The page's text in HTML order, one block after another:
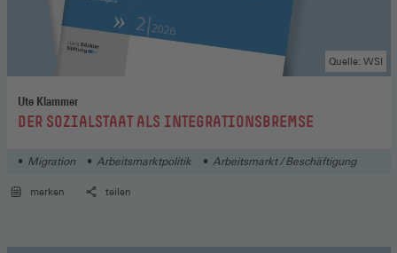
Ute Klammer
:DER SOZIALSTAAT ALS INTEGRATIONSBREMSE
Quelle: WSI
Migration Arbeitsmarktpolitik Arbeitsmarkt / Beschäftigung
merken teilen